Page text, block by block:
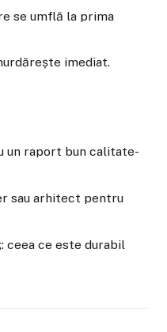
se umflă la prima
imediat.
un raport bun calitate-
sau arhitect pentru
ceea ce este durabil